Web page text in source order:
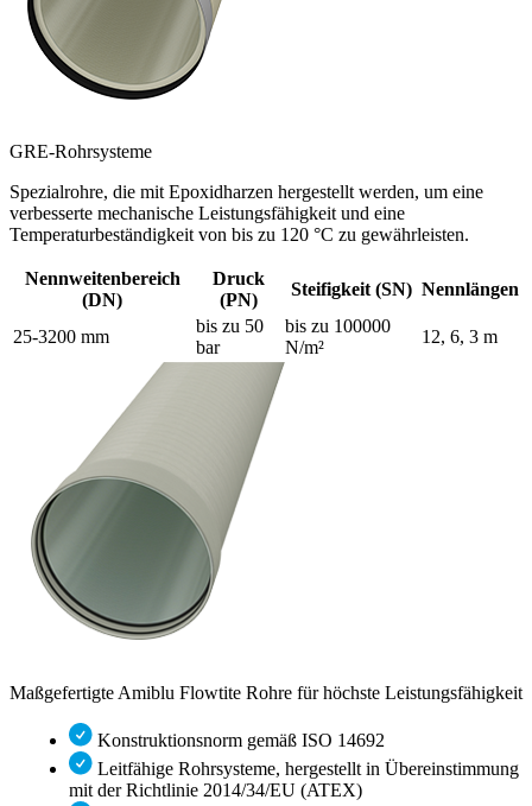
GRE-Rohrsysteme
Spezialrohre, die mit Epoxidharzen hergestellt werden, um eine
verbesserte mechanische Leistungsfähigkeit und eine
Temperaturbeständigkeit von bis zu 120 °C zu gewährleisten.
Nennweitenbereich
(DN)
Druck
(PN)
Steifigkeit (SN) Nennlängen
25-3200 mm
bis zu 50
bar
bis zu 100000
N/m²
12, 6, 3 m
Maßgefertigte Amiblu Flowtite Rohre für höchste Leistungsfähigkeit
Konstruktionsnorm gemäß ISO 14692
Leitfähige Rohrsysteme, hergestellt in Übereinstimmung
mit der Richtlinie 2014/34/EU (ATEX)